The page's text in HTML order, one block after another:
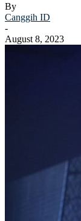
By
Canggih ID
-
August 8, 2023